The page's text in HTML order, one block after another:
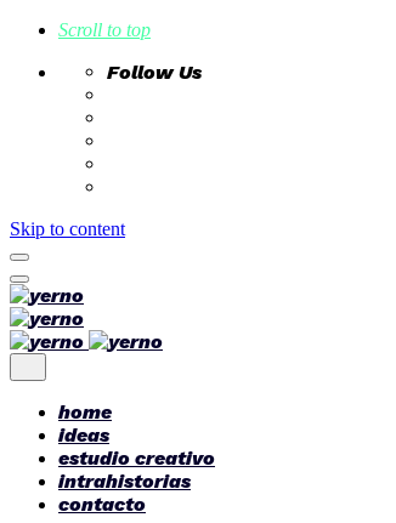
Scroll to top
Follow Us
Skip to content
home
ideas
estudio creativo
intrahistorias
contacto